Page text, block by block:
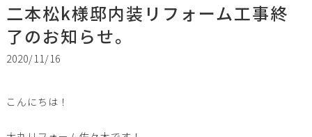
二本松k様邸内装リフォーム工事終
了のお知らせ。
2020/11/16
こんにちは！